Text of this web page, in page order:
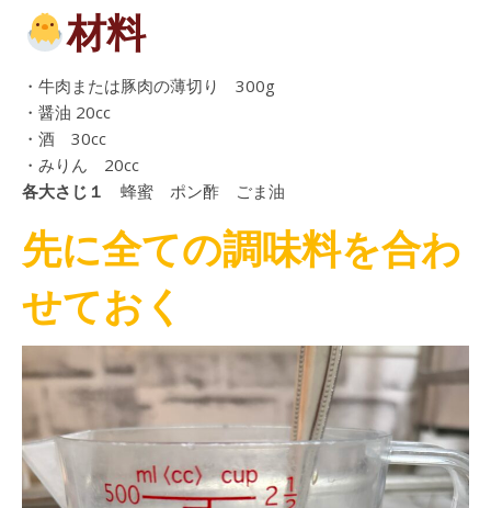
材料
・牛肉または豚肉の薄切り 300g
・醤油 20cc
・酒 30cc
・みりん 20cc
各大さじ１
蜂蜜 ポン酢 ごま油
先に全ての調味料を合わ
せておく